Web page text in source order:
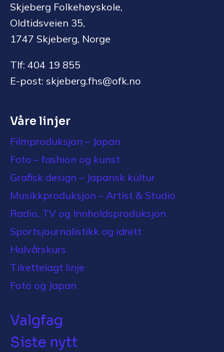
Skjeberg Folkehøyskole,
Oldtidsveien 35,
1747 Skjeberg, Norge
Tlf: 404 19 855
E-post: skjeberg.fhs@ofk.no
Våre linjer
Filmproduksjon – Japan
Foto – fashion og kunst
Grafisk design – Japansk kultur
Musikkproduksjon – Artist & Studio
Radio, TV og Innholdsproduksjon
Sportsjournalistikk og idrett
Halvårskurs
Tilrettelagt linje
Foto og Japan
Valgfag
Siste nytt